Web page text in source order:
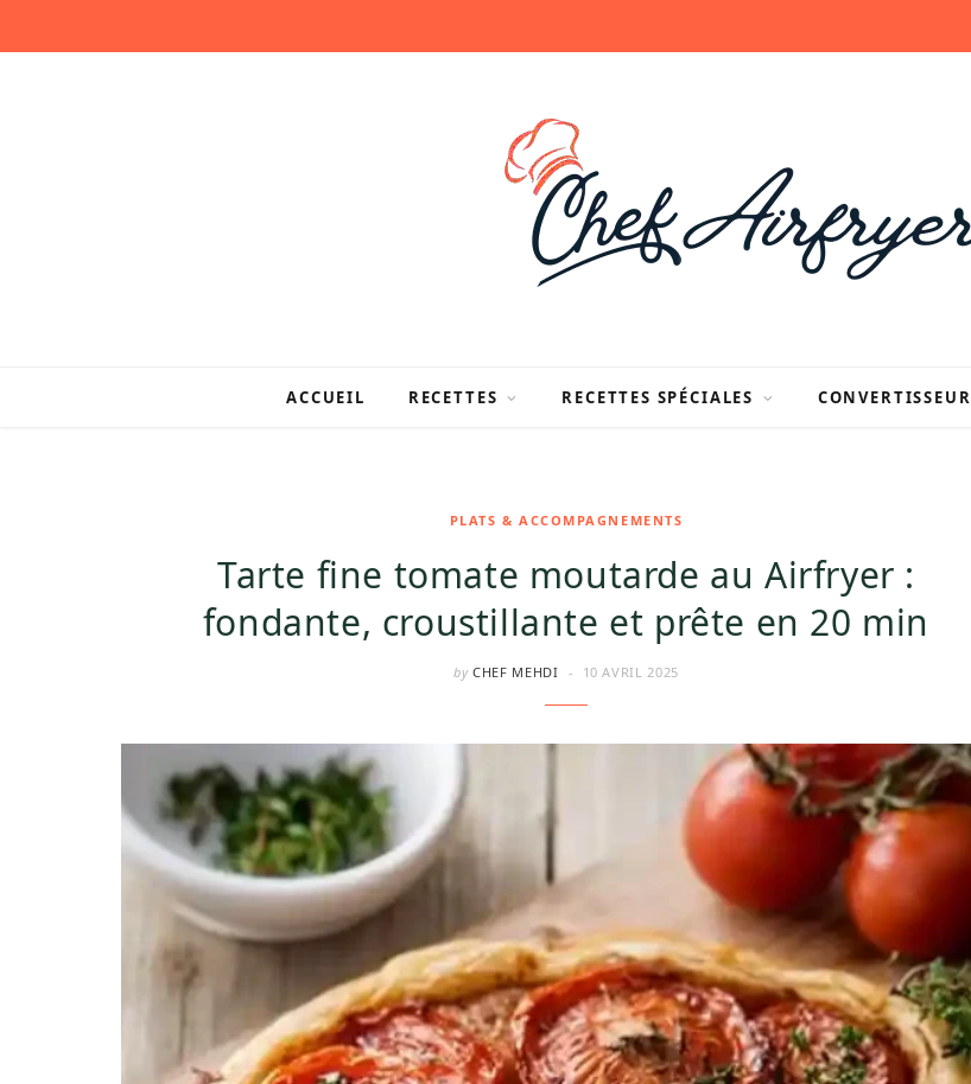
ACCUEIL RECETTES RECETTES SPÉCIALES CONVERTISSEUR
PLATS & ACCOMPAGNEMENTS
Tarte fine tomate moutarde au Airfryer :
fondante, croustillante et prête en 20 min
by CHEF MEHDI 10 AVRIL 2025